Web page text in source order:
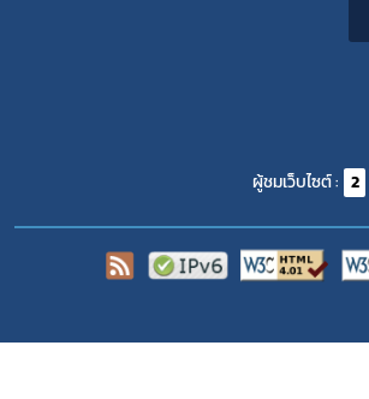
ผู้ชมเว็บไซต์ : 2